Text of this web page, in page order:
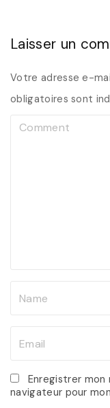
Laisser un
Votre adresse e-
obligatoires sont
*
a
i
Enregistrer
navigateur pour